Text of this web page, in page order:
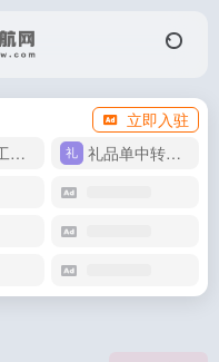
立即入驻
开店必备工具箱
礼品单中转同步单